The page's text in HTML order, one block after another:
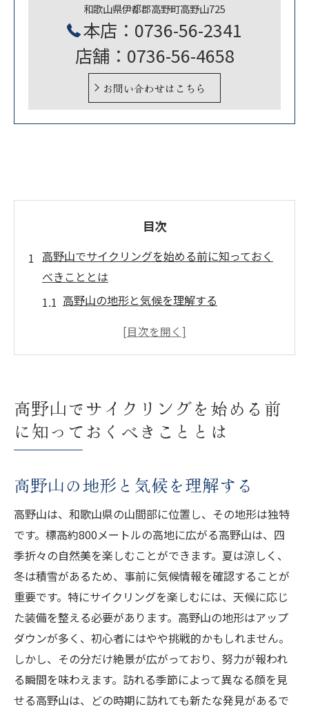
和歌山県伊都郡高野町高野山725
本店：0736-56-2341
店舗：0736-56-4658
お問い合わせはこちら
目次
高野山でサイクリングを始める前に知っておく
べきこととは
高野山の地形と気候を理解する
サイクリングに適した装備と持ち物
安全に楽しむための注意事項
高野山の自然をサイクリングで満喫する方法
野鳥観察と自然の音を楽しむ
高野山の緑豊かなトレイルを走る
自然保護区内での注意点
心地よい風を感じる絶景スポット
高野山の花と植物観察
サイクリングで巡る高野山の歴史と文化
高野山の歴史的背景と重要性
文化財を巡るサイクリングルート
高野山の寺院とその役割
地元の伝統と風習を知る
高野山でサイクリングを始める前
に知っておくべきこととは
高野山の地形と気候を理解する
高野山は、和歌山県の山間部に位置し、その地形は独特
です。標高約800メートルの高地に広がる高野山は、四
季折々の自然美を楽しむことができます。夏は涼しく、
冬は積雪があるため、事前に気候情報を確認することが
重要です。特にサイクリングを楽しむには、天候に応じ
た装備を整える必要があります。高野山の地形はアップ
ダウンが多く、初心者にはやや挑戦的かもしれません。
しかし、その分だけ絶景が広がっており、努力が報われ
る瞬間を味わえます。訪れる季節によって異なる顔を見
せる高野山は、どの時期に訪れても新たな発見があるで